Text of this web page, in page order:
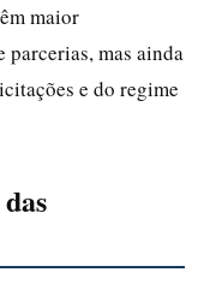
maior
mas ainda
e do regime